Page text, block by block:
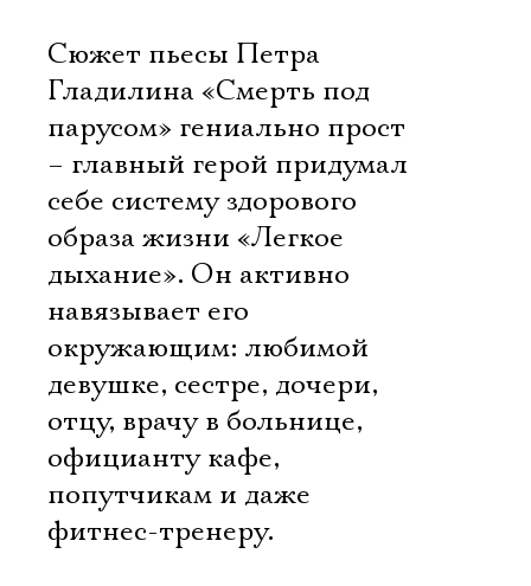
Сюжет пьесы Петра
Гладилина «Смерть под
парусом» гениально прост
– главный герой придумал
себе систему здорового
образа жизни «Легкое
дыхание». Он активно
навязывает его
окружающим: любимой
девушке, сестре, дочери,
отцу, врачу в больнице,
официанту кафе,
попутчикам и даже
фитнес-тренеру.